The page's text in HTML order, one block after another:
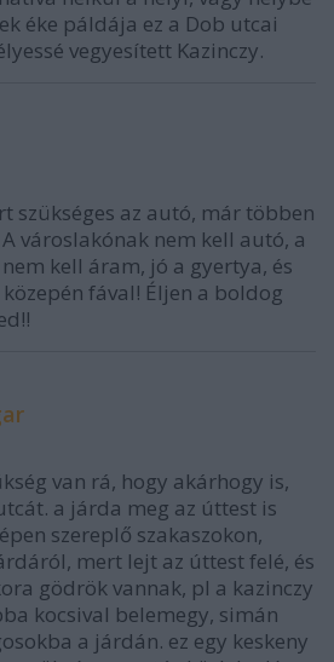
éke páldája ez a Dob utcai
vegyesített Kazinczy.
szükséges az autó, már többen
városlakónak nem kell autó, a
kell áram, jó a gyertya, és
fával! Éljen a boldog
van rá, hogy akárhogy is,
a járda meg az úttest is
szereplő szakaszokon,
mert lejt az úttest felé, és
gödrök vannak, pl a kazinczy
kocsival belemegy, simán
a járdán. ez egy keskeny